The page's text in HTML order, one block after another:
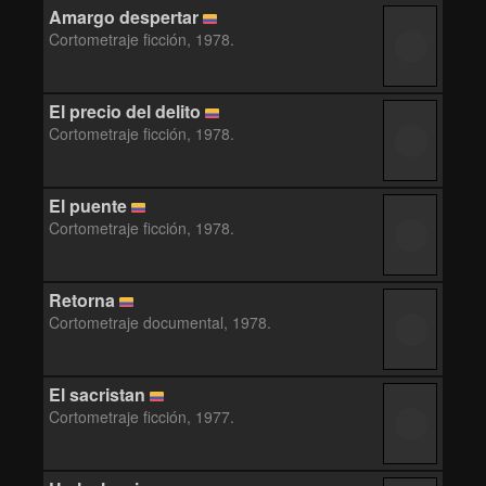
Amargo despertar
Cortometraje ficción, 1978.
El precio del delito
Cortometraje ficción, 1978.
El puente
Cortometraje ficción, 1978.
Retorna
Cortometraje documental, 1978.
El sacristan
Cortometraje ficción, 1977.